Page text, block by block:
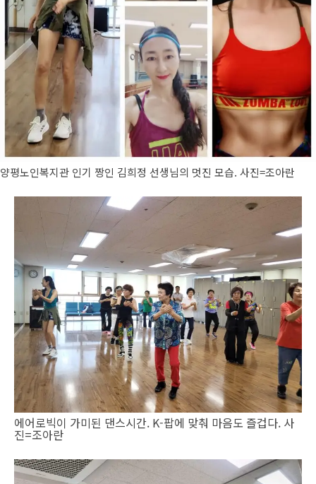
양평노인복지관 인기 짱인 김희정 선생님의 멋진 모습. 사진=조아란
에어로빅이 가미된 댄스시간. K-팝에 맞춰 마음도 즐겁다. 사
진=조아란